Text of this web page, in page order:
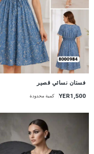
فستان نسائي قصير
YER1,500 كمية محدودة